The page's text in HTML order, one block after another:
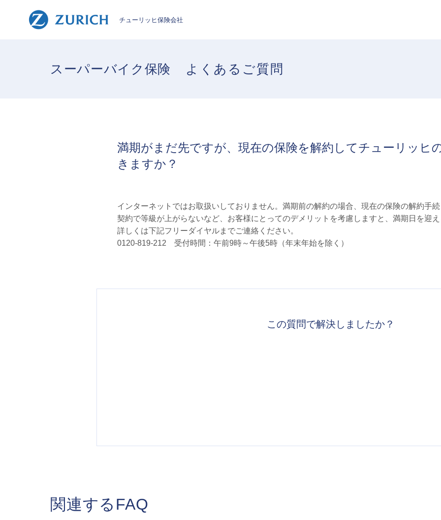
チューリッヒ保険会社
スーパーバイク保険 よくあるご質問
満期がまだ先ですが、現在の保険を解約してチューリッヒ
きますか？
インターネットではお取扱いしておりません。満期前の解約の場合、現在の保険の解約手
契約で等級が上がらないなど、お客様にとってのデメリットを考慮しますと、満期日を迎
詳しくは下記フリーダイヤルまでご連絡ください。
0120-819-212 受付時間：午前9時～午後5時（年末年始を除く）
この質問で解決しましたか？
関連するFAQ